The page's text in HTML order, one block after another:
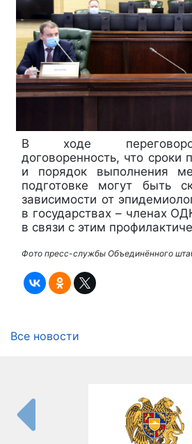
В ходе
договоренность, что сроки
и порядок выполнения
подготовке могут быть
зависимости от
в государствах – членах
в связи с этим
Фото пресс-службы Объединённого
Все новости